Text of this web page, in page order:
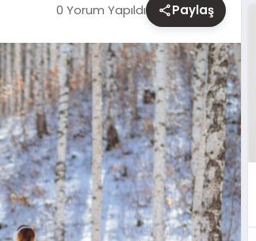
0 Yorum Yapıldı Paylaş